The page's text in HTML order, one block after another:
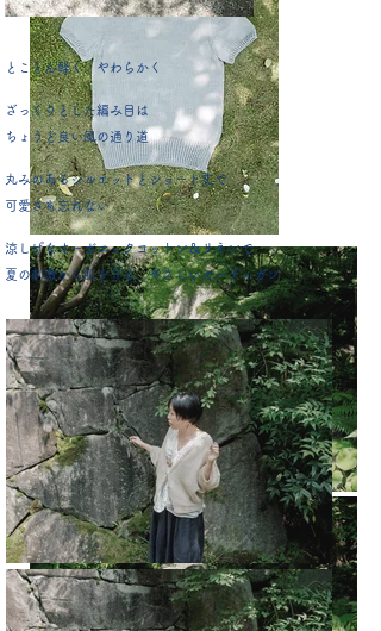
とことん軽く、やわらかく
ざっくりとした編み目は
ちょうど良い風の通り道
丸みのあるシルエットとショート丈で
可愛さも忘れない
涼しげなオーガニックコットン＆リネンで
夏の刺激から肌を守る、やさしいカーディガン